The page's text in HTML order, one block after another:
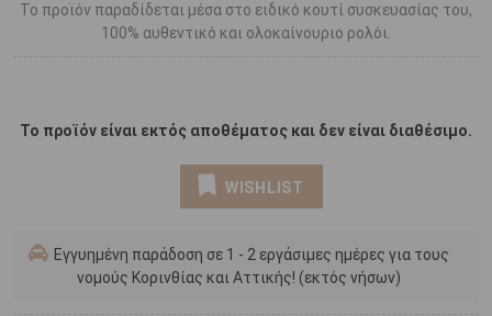
Το προϊόν παραδίδεται μέσα στο ειδικό κουτί συσκευασίας του,
100% αυθεντικό και ολοκαίνουριο ρολόι.
Το προϊόν είναι εκτός αποθέματος και δεν είναι διαθέσιμο.
WISHLIST
Εγγυημένη παράδοση σε 1 - 2 εργάσιμες ημέρες για τους
νομούς Κορινθίας και Αττικής! (εκτός νήσων)